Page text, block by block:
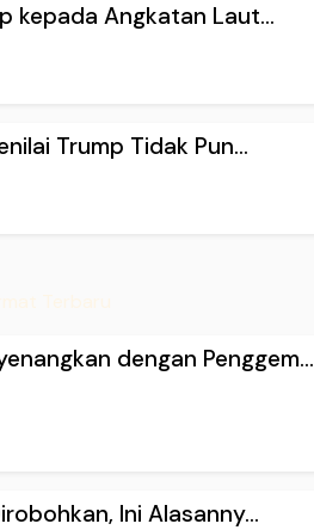
kepada Angkatan Laut...
Trump Tidak Pun...
dengan Penggem...
Ini Alasanny...